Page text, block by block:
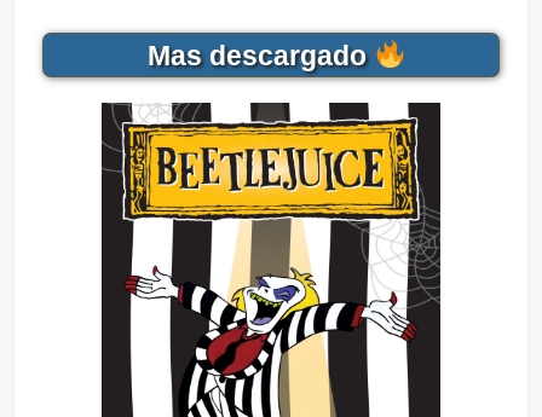
Mas descargado